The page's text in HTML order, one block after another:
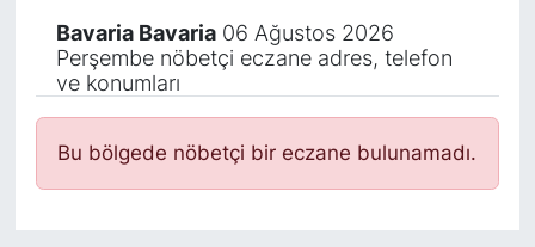
Bavaria Bavaria06 Ağustos 2026
Perşembe nöbetçi eczane adres, telefon
ve konumları
Bu bölgede nöbetçi bir eczane bulunamadı.